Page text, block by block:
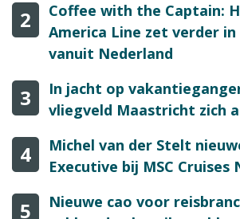
2
Coffee with the Captain:
America Line zet verder
vanuit Nederland
3
In jacht op
vliegveld Maastricht zich
4
Michel van der Stelt
Executive bij MSC Cruises
5
Nieuwe cao voor